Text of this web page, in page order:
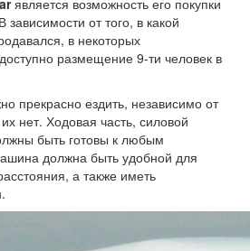
является возможность его покупки
от того, в какой
в некоторых
размещение 9-ти человек в
прекрасно ездить, независимо от
нет. Ходовая часть, силовой
быть готовы к любым
должна быть удобной для
а также иметь